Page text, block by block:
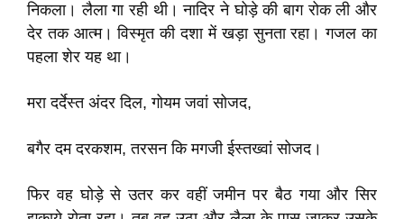
निकला। लैला गा रही थी। नादिर ने घोड़े की बाग रोक ली और
देर तक आत्म। विस्मृत की दशा में खड़ा सुनता रहा। गजल का
पहला शेर यह था।
मरा दर्देस्त अंदर दिल, गोयम जवां सोजद,
बगैर दम दरकशम, तरसन कि मगजी ईस्तख्वां सोजद।
फिर वह घोड़े से उतर कर वहीं जमीन पर बैठ गया और सिर